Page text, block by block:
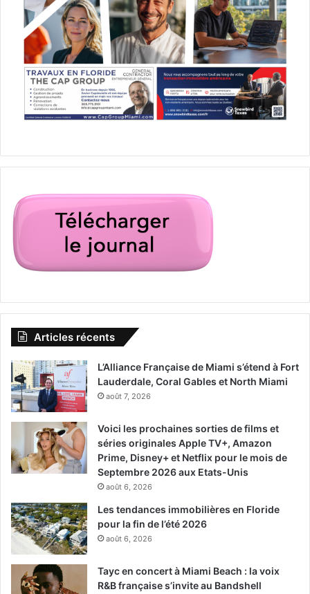
Articles récents
L’Alliance Française de Miami s’étend à Fort
Lauderdale, Coral Gables et North Miami
août 7, 2026
Voici les prochaines sorties de films et
séries originales Apple TV+, Amazon
Prime, Disney+ et Netflix pour le mois de
Septembre 2026 aux Etats-Unis
août 6, 2026
Les tendances immobilières en Floride
pour la fin de l’été 2026
août 6, 2026
Tayc en concert à Miami Beach : la voix
R&B française s’invite au Bandshell